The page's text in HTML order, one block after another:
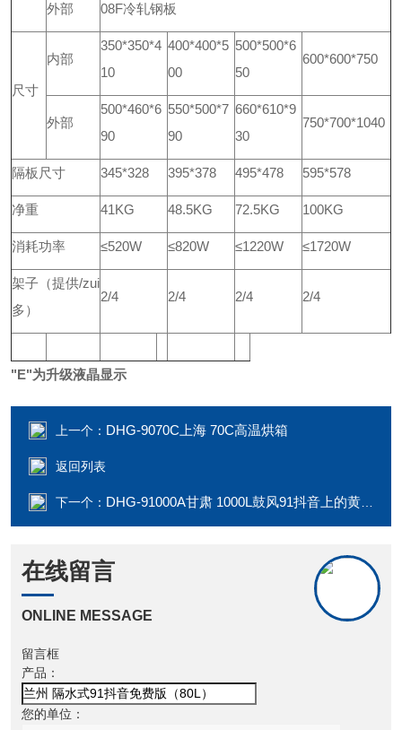
外部 08F冷轧钢板
尺寸
内部
350*350*4
10
400*400*5
00
500*500*6
50
600*600*750
外部
500*460*6
90
550*500*7
90
660*610*9
30
750*700*1040
隔板尺寸 345*328 395*378 495*478 595*578
净重 41KG 48.5KG 72.5KG 100KG
消耗功率 ≤520W ≤820W ≤1220W ≤1720W
架子（提供/zui
多）
2/4 2/4 2/4 2/4
"E"为升级液晶显示
上一个： DHG-9070C上海 70C高温烘箱
返回列表
下一个： DHG-91000A甘肃 1000L鼓风91抖音上的黄色视频
在线留言
ONLINE MESSAGE
留言框
产品：
您的单位：